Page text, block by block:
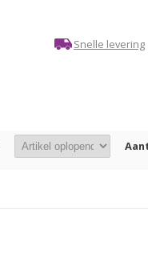
Snelle levering